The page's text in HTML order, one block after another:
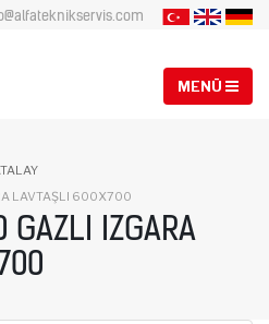
LAVTAŞLI 600X700
IZGARA